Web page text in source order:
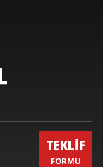
TEKLİF
FORMU